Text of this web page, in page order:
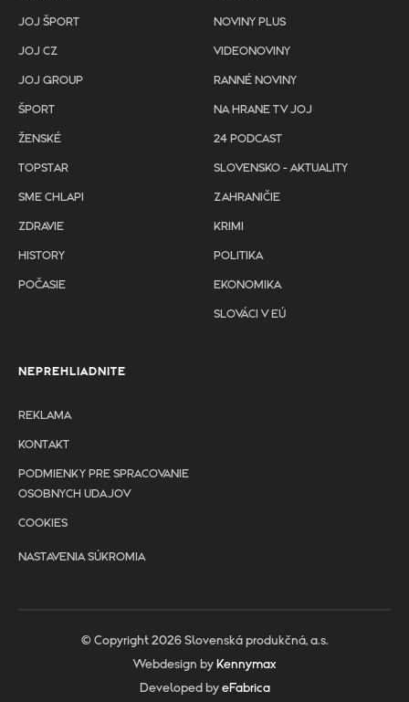
JOJ ŠPORT
JOJ CZ
JOJ GROUP
ŠPORT
ŽENSKÉ
TOPSTAR
SME CHLAPI
ZDRAVIE
HISTORY
POČASIE
NOVINY PLUS
VIDEONOVINY
RANNÉ NOVINY
NA HRANE TV JOJ
24 PODCAST
SLOVENSKO - AKTUALITY
ZAHRANIČIE
KRIMI
POLITIKA
EKONOMIKA
SLOVÁCI V EÚ
NEPREHLIADNITE
REKLAMA
KONTAKT
PODMIENKY PRE SPRACOVANIE
OSOBNYCH UDAJOV
COOKIES
NASTAVENIA SÚKROMIA
© Copyright 2026 Slovenská produkčná, a.s.
Webdesign by Kennymax
Developed by eFabrica